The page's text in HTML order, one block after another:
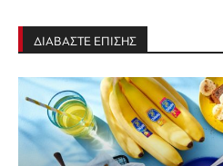
ΔΙΑΒΑΣΤΕ ΕΠΙΣΗΣ